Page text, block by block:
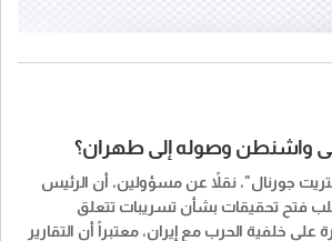
واشنطن وصوله إلى طهران؟
جورنال"، نقلاً عن مسؤولين، أن الرئيس
طلب فتح تحقيقات بشأن تسريبات تتعلق
على خلفية الحرب مع إيران، معتبراً أن التقارير